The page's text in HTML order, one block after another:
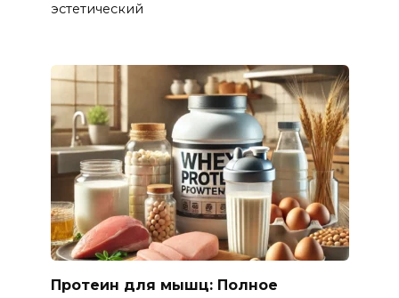
эстетический
Протеин для мышц: Полное